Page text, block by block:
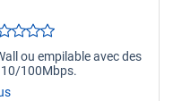
ou empilable avec des
100Mbps.